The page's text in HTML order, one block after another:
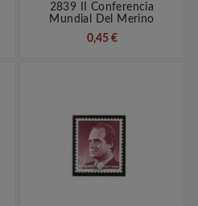
2839 II Conferencia
Mundial Del Merino
0,45 €